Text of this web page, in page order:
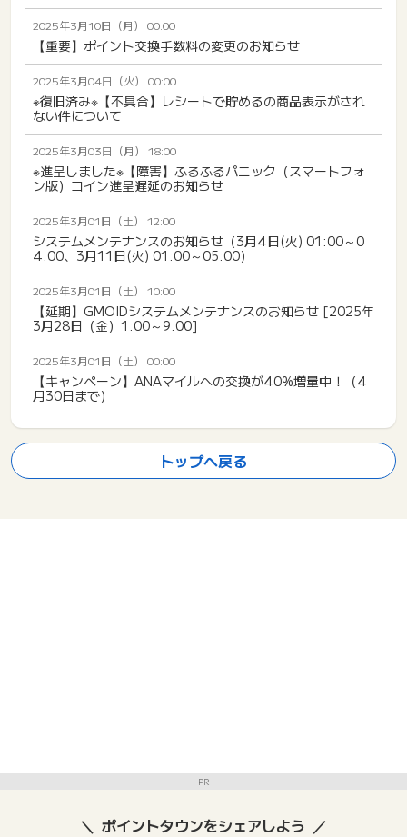
2025年3月10日（月） 00:00
【重要】ポイント交換手数料の変更のお知らせ
2025年3月04日（火） 00:00
※復旧済み※【不具合】レシートで貯めるの商品表示がされ
ない件について
2025年3月03日（月） 18:00
※進呈しました※【障害】ふるふるパニック（スマートフォ
ン版）コイン進呈遅延のお知らせ
2025年3月01日（土） 12:00
システムメンテナンスのお知らせ（3月4日(火) 01:00～0
4:00、3月11日(火) 01:00～05:00）
2025年3月01日（土） 10:00
【延期】GMOIDシステムメンテナンスのお知らせ [2025年
3月28日（金）1:00～9:00]
2025年3月01日（土） 00:00
【キャンペーン】ANAマイルへの交換が40%増量中！（4
月30日まで）
トップへ戻る
PR
ポイントタウンをシェアしよう